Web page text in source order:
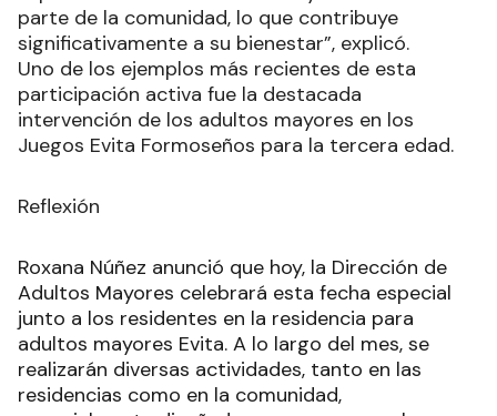
parte de la comunidad, lo que contribuye
significativamente a su bienestar”, explicó.
Uno de los ejemplos más recientes de esta
participación activa fue la destacada
intervención de los adultos mayores en los
Juegos Evita Formoseños para la tercera edad.
Reflexión
Roxana Núñez anunció que hoy, la Dirección de
Adultos Mayores celebrará esta fecha especial
junto a los residentes en la residencia para
adultos mayores Evita. A lo largo del mes, se
realizarán diversas actividades, tanto en las
residencias como en la comunidad,